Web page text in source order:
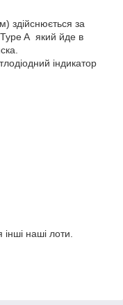
здійснюється за
A який йде в
індикатор
інші наші лоти.